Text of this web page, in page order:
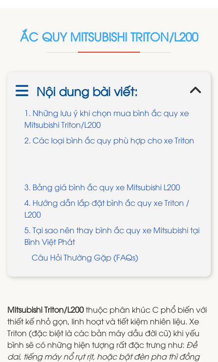
ẮC QUY MITSUBISHI TRITON/L200
Nội dung bài viết:
1. Những lưu ý khi chọn mua bình ắc quy xe
Mitsubishi Triton/L200
2. Các loại bình ắc quy phù hợp cho xe Triton
3. Bảng giá bình ắc quy xe Mitsubishi L200
4. Hướng dẫn lắp đặt bình ắc quy xe Triton /
L200
5. Tại sao nên thay bình ắc quy xe Mitsubishi tại
Bình Việt Phát
Câu Hỏi Thường Gặp (FAQs)
Mitsubishi Triton/L200thuộc phân khúc C phổ biến với
thiết kế nhỏ gọn, linh hoạt và tiết kiệm nhiên liệu. Xe
Triton (đặc biệt là các bản máy dầu đời cũ) khi yếu
bình sẽ có những hiện tượng rất đặc trưng như: Đề
dai, tiếng máy nổ rụt rịt, hoặc bật đèn pha thì đồng